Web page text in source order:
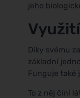
jeho
Díky svému
základní
Funguje také
To z něj činí